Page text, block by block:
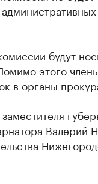
будут
этого
в органы
Валерий